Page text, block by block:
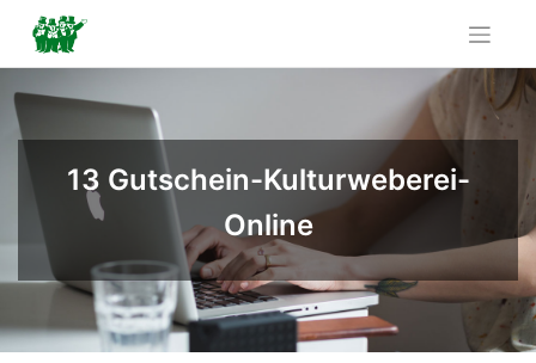
content
13 Gutschein-Kulturweberei-
Online